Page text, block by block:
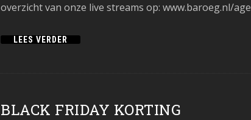
overzicht van onze live streams op: www.baroeg.nl/
LEES VERDER
BLACK FRIDAY KORTING